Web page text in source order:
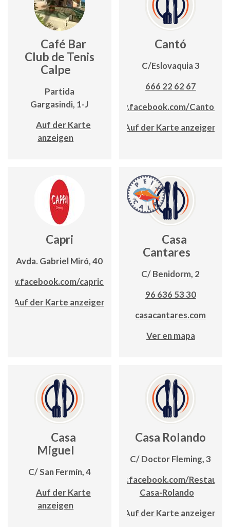
Café Bar
Club de Tenis
Calpe
Partida
Gargasindi, 1-J
Auf der Karte
anzeigen
Cantó
C/Eslovaquia 3
666 22 62 67
https://www.facebook.com/
Auf der Karte anzeigen
Capri
Avda. Gabriel Miró, 40
capricalpe
Auf der Karte anzeigen
Casa
Cantares
C/ Benidorm, 2
96 636 53 30
casacantares.com
Ver en mapa
Casa
Miguel
C/ San Fermín, 4
Auf der Karte
anzeigen
Casa Rolando
C/ Doctor Fleming, 3
www.facebook.com/
Casa-Rolando
Auf der Karte anzeigen